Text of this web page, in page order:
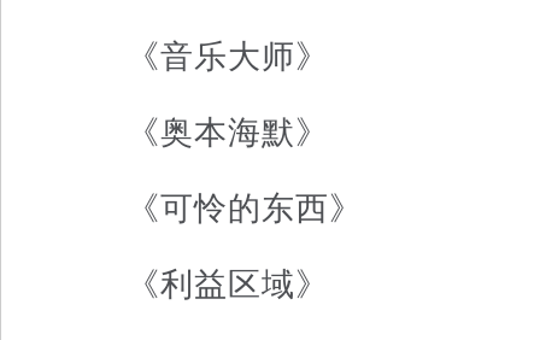
《音乐大师》
《奥本海默》
《可怜的东西》
《利益区域》